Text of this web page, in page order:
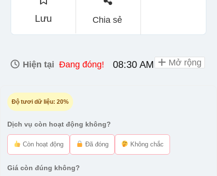
Lưu Chia sẻ
Hiện tại Đang đóng! 08:30 AM - 09:30 PM
Độ tươi dữ liệu: 20%
Dịch vụ còn hoạt động không?
Còn hoạt động Đã đóng Không chắc
Giá còn đúng không?
Mở rộng